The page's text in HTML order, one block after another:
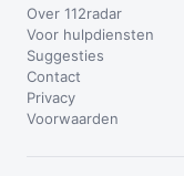
Over 112radar
Voor hulpdiensten
Suggesties
Contact
Privacy
Voorwaarden